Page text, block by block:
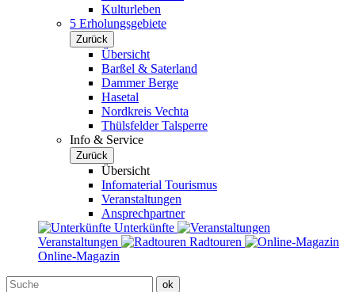
Kulturleben
5 Erholungsgebiete
Zurück
Übersicht
Barßel & Saterland
Dammer Berge
Hasetal
Nordkreis Vechta
Thülsfelder Talsperre
Info & Service
Zurück
Übersicht
Infomaterial Tourismus
Veranstaltungen
Ansprechpartner
Unterkünfte
Veranstaltungen
Radtouren
Online-Magazin